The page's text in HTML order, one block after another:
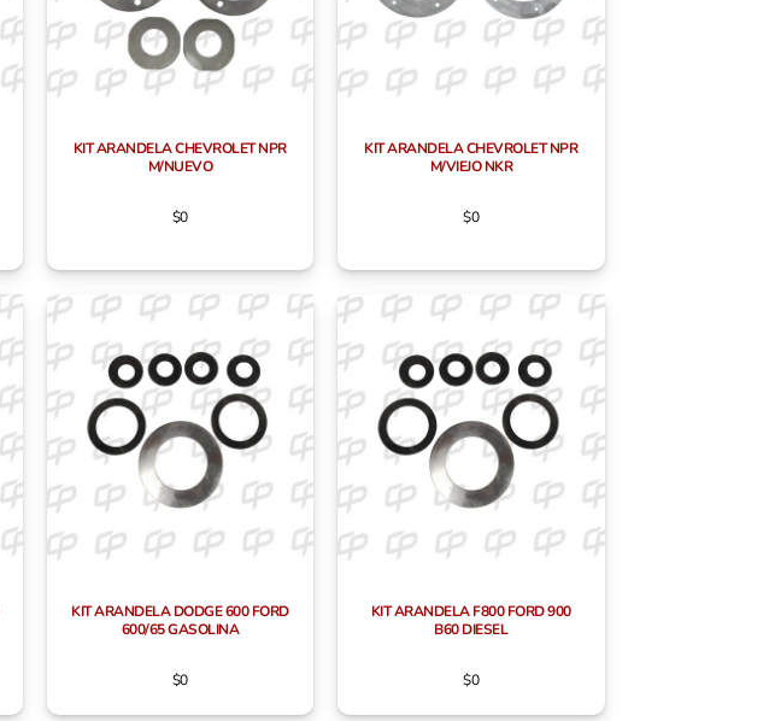
KIT ARANDELA CHEVROLET NPR
M/NUEVO
$0
KIT ARANDELA CHEVROLET NPR
M/VIEJO NKR
$0
KIT ARANDELA DODGE 600 FORD
600/65 GASOLINA
$0
KIT ARANDELA F800 FORD 900
B60 DIESEL
$0